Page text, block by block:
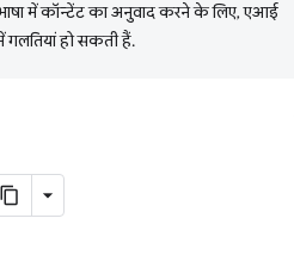
में कॉन्टेंट का अनुवाद करने के लिए, एआई
हो सकती हैं.